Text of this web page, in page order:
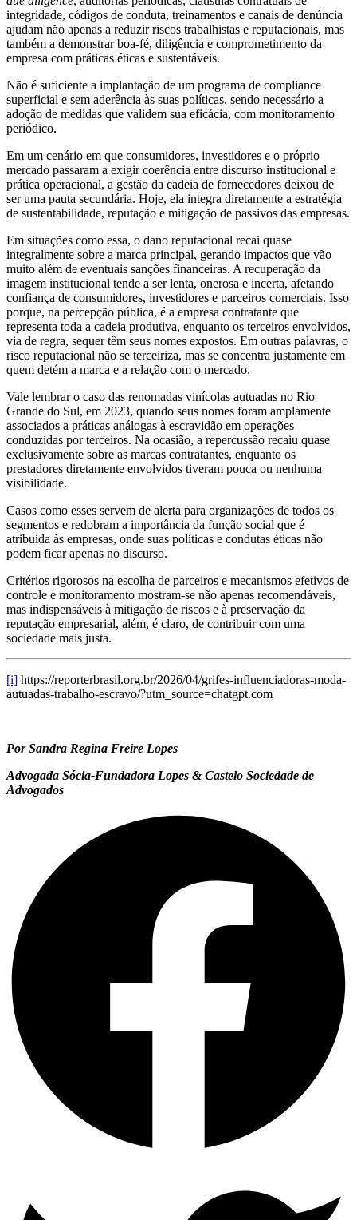
integridade, códigos de conduta, treinamentos e canais de denúncia
ajudam não apenas a reduzir riscos trabalhistas e reputacionais, mas
também a demonstrar boa-fé, diligência e comprometimento da
empresa com práticas éticas e sustentáveis.
Não é suficiente a implantação de um programa de compliance
superficial e sem aderência às suas políticas, sendo necessário a
adoção de medidas que validem sua eficácia, com monitoramento
periódico.
Em um cenário em que consumidores, investidores e o próprio
mercado passaram a exigir coerência entre discurso institucional e
prática operacional, a gestão da cadeia de fornecedores deixou de
ser uma pauta secundária. Hoje, ela integra diretamente a estratégia
de sustentabilidade, reputação e mitigação de passivos das empresas.
Em situações como essa, o dano reputacional recai quase
integralmente sobre a marca principal, gerando impactos que vão
muito além de eventuais sanções financeiras. A recuperação da
imagem institucional tende a ser lenta, onerosa e incerta, afetando
confiança de consumidores, investidores e parceiros comerciais. Isso
porque, na percepção pública, é a empresa contratante que
representa toda a cadeia produtiva, enquanto os terceiros envolvidos,
via de regra, sequer têm seus nomes expostos. Em outras palavras, o
risco reputacional não se terceiriza, mas se concentra justamente em
quem detém a marca e a relação com o mercado.
Vale lembrar o caso das renomadas vinícolas autuadas no Rio
Grande do Sul, em 2023, quando seus nomes foram amplamente
associados a práticas análogas à escravidão em operações
conduzidas por terceiros. Na ocasião, a repercussão recaiu quase
exclusivamente sobre as marcas contratantes, enquanto os
prestadores diretamente envolvidos tiveram pouca ou nenhuma
visibilidade.
Casos como esses servem de alerta para organizações de todos os
segmentos e redobram a importância da função social que é
atribuída às empresas, onde suas políticas e condutas éticas não
podem ficar apenas no discurso.
Critérios rigorosos na escolha de parceiros e mecanismos efetivos de
controle e monitoramento mostram-se não apenas recomendáveis,
mas indispensáveis à mitigação de riscos e à preservação da
reputação empresarial, além, é claro, de contribuir com uma
sociedade mais justa.
[i] https://reporterbrasil.org.br/2026/04/grifes-influenciadoras-moda-
autuadas-trabalho-escravo/?utm_source=chatgpt.com
Por Sandra Regina Freire Lopes
Advogada Sócia-Fundadora Lopes & Castelo Sociedade de
Advogados